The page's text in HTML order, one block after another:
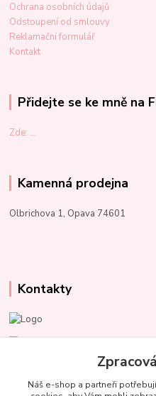
Ochrana osobních údajů
Odstoupení od smlouvy
Reklamační formulář
Kontakt
Přidejte se ke mně na
Zde: ...
Kamenná prodejna
Olbrichova 1, Opava 74601
Kontakty
Marcela Kupková
+420 731 153
info@unezbednychklubicek.cz
Náš e-shop a partneři